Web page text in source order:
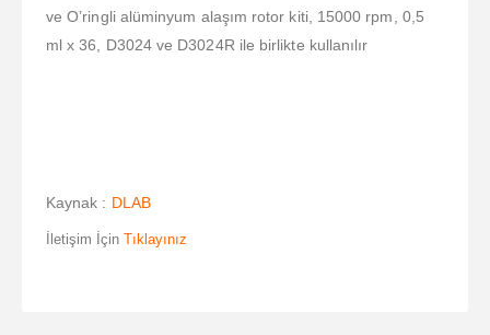
ve O’ringli alüminyum alaşım rotor kiti, 15000 rpm, 0,5
ml x 36, D3024 ve D3024R ile birlikte kullanılır
Kaynak : DLAB
İletişim İçin Tıklayınız